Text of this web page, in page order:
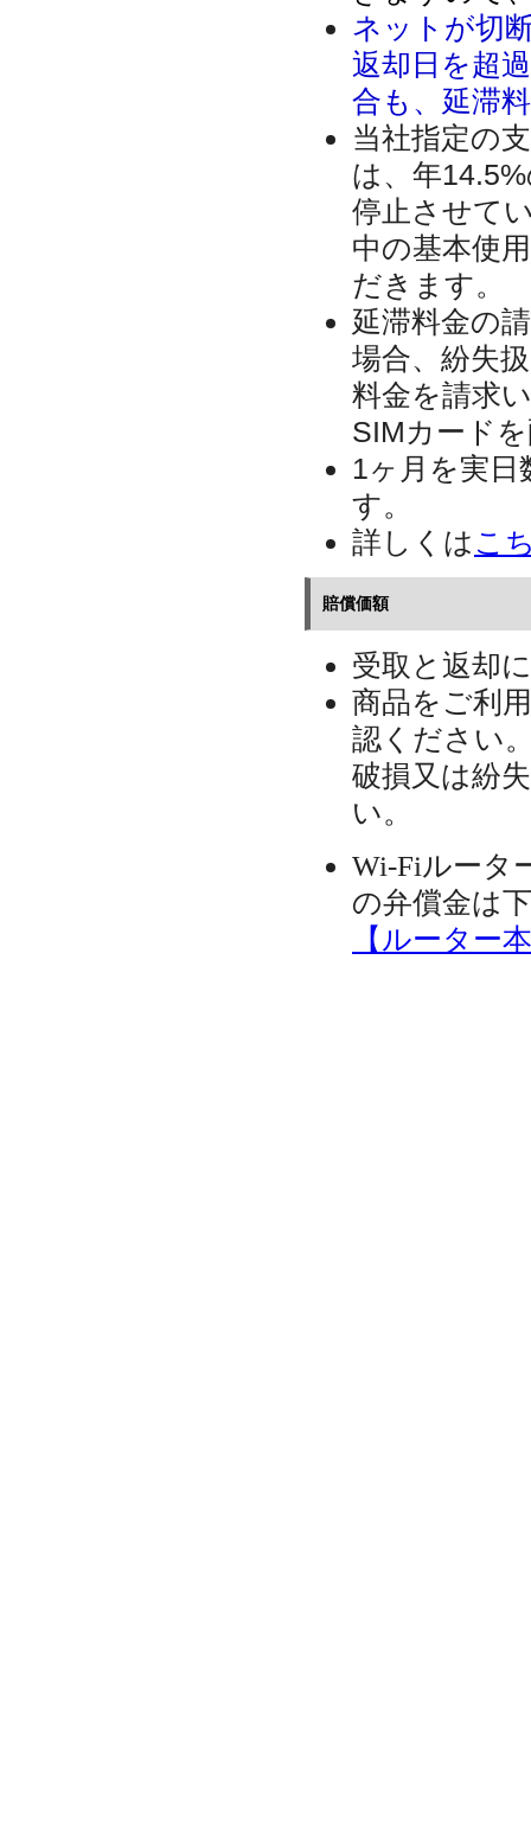
ネットが切
返却日を超
合も、延滞
当社指定の
は、年
停止させて
中の基本使
だきます。
延滞料金の
場合、紛失
料金を請求
SIMカード
1ヶ月を実
す。
詳しくは こ
賠償価額
受取と返却
商品をご利
認ください
破損又は紛
い。
Wi-Fiルータ
の弁償金は
【ルーター